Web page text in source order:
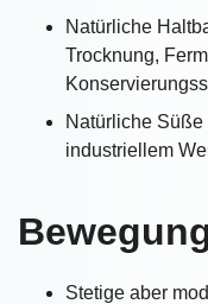
Natürliche
Trocknung,
Natürliche
industriellem
Stetige aber